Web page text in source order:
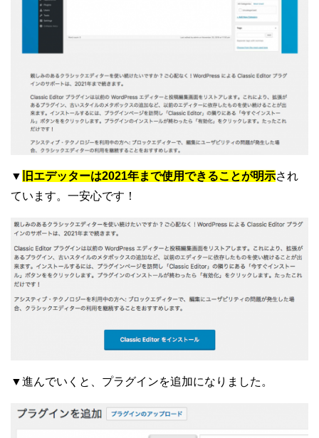
▼ 旧エデッターは2021年まで使用できることが明示され
ています。一安心です！
▼進んでいくと、プラグインを追加になりました。